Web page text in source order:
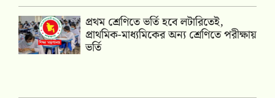
প্রথম শ্রেণিতে ভর্তি হবে লটারিতেই,
প্রাথমিক-মাধ্যমিকের অন্য শ্রেণিতে পরীক্ষায়
ভর্তি